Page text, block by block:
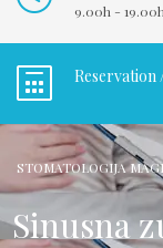
9.00h - 19.00h
Reservation
STOMATOLOGIJA
Sinusna